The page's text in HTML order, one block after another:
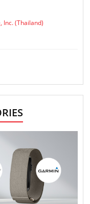
Inc. (Thailand)